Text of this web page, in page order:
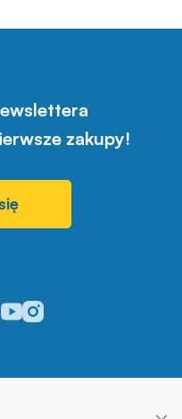
zakupy!
Odwiedź nasz profil w
Odwiedź nasz profil w